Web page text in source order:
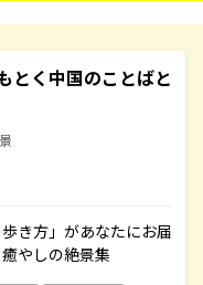
とく中国のことばと
き方」があなたにお届
やしの絶景集